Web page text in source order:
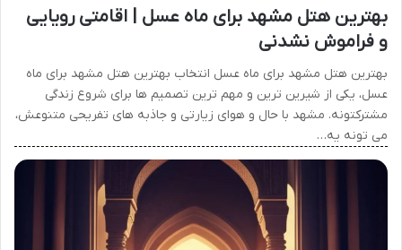
بهترین هتل مشهد برای ماه عسل | اقامتی رویایی
و فراموش نشدنی
بهترین هتل مشهد برای ماه عسل انتخاب بهترین هتل مشهد برای ماه
عسل، یکی از شیرین ترین و مهم ترین تصمیم ها برای شروع زندگی
مشترکتونه. مشهد با حال و هوای زیارتی و جاذبه های تفریحی متنوعش،
می تونه یه…